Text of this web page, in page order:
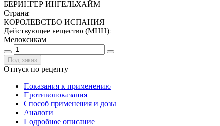
БЕРИНГЕР ИНГЕЛЬХАЙМ
Страна:
КОРОЛЕВСТВО ИСПАНИЯ
Действующее вещество (МНН):
Мелоксикам
Под заказ
Отпуск по рецепту
Показания к применению
Противопоказания
Способ применения и дозы
Аналоги
Подробное описание